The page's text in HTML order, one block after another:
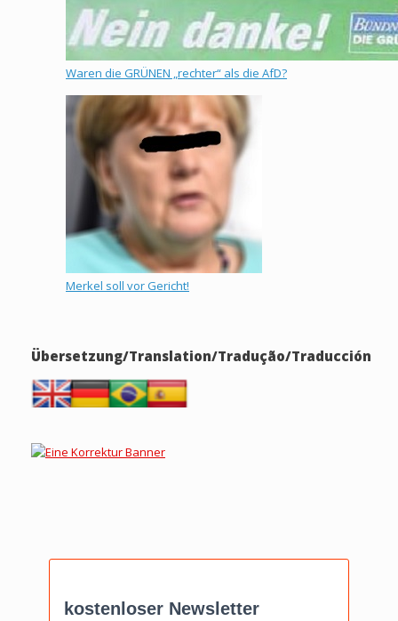
Waren die GRÜNEN „rechter“ als die AfD?
Merkel soll vor Gericht!
Übersetzung/Translation/Tradução/Traducción